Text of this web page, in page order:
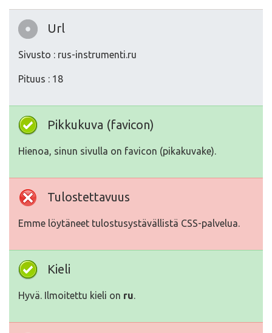
Url
Sivusto : rus-instrumenti.ru
Pituus : 18
Pikkukuva (favicon)
Hienoa, sinun sivulla on favicon (pikakuvake).
Tulostettavuus
Emme löytäneet tulostusystävällistä CSS-palvelua.
Kieli
Hyvä. Ilmoitettu kieli on ru.